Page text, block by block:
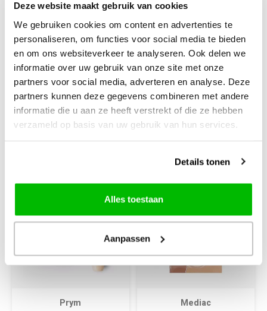
Deze website maakt gebruik van cookies
We gebruiken cookies om content en advertenties te
personaliseren, om functies voor social media te bieden
en om ons websiteverkeer te analyseren. Ook delen we
informatie over uw gebruik van onze site met onze
partners voor social media, adverteren en analyse. Deze
partners kunnen deze gegevens combineren met andere
informatie die u aan ze heeft verstrekt of die ze hebben
verzameld op basis van uw gebruik van hun services.
Details tonen
Alles toestaan
Aanpassen
en Haken met Mr.
Cey
€24,99
+
Best of Meilenweit
breiboek
incl. maattabellen voor
4-6-8 draads sokkenwol
€6,50
Prym Mediac